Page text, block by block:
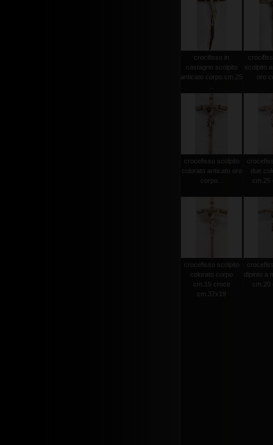
crocifisso in
castagno scolpito
anticato corpo cm.25
scolpito
oro
crocefisso scolpito
colorato anticato oro
corpo...
due
cm.25
crocefisso scolpito
colorato corpo
cm.15 croce
cm.37x19
dipinto a
cm.20